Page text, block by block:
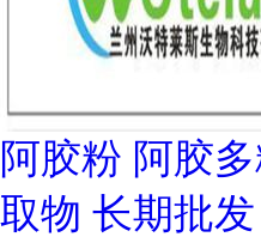
阿胶粉 阿胶
取物 长期批发